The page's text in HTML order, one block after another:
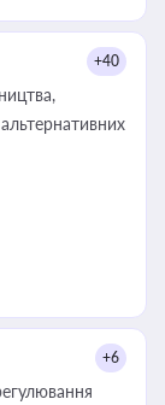
+40
+6